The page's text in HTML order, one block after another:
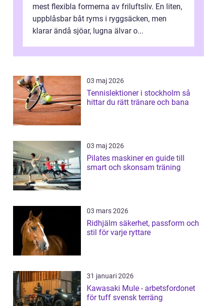
mest flexibla formerna av friluftsliv. En liten,
uppblåsbar båt ryms i ryggsäcken, men
klarar ändå sjöar, lugna älvar o...
03 maj 2026
Tennislektioner i stockholm så
hittar du rätt tränare och bana
03 maj 2026
Pilates maskiner en guide till
smart och skonsam träning
03 mars 2026
Ridhjälm säkerhet, passform och
stil för varje ryttare
31 januari 2026
Kawasaki Mule - arbetsfordonet
för tuff svensk terräng